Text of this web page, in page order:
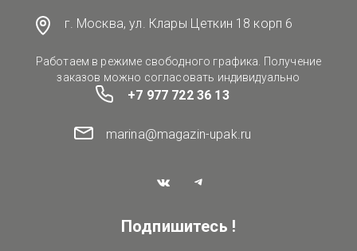
г. Москва, ул. Клары Цеткин 18 корп 6
Работаем в режиме свободного графика. Получение
заказов можно согласовать индивидуально
+7 977 722 36 13
marina@magazin-upak.ru
Подпишитесь !